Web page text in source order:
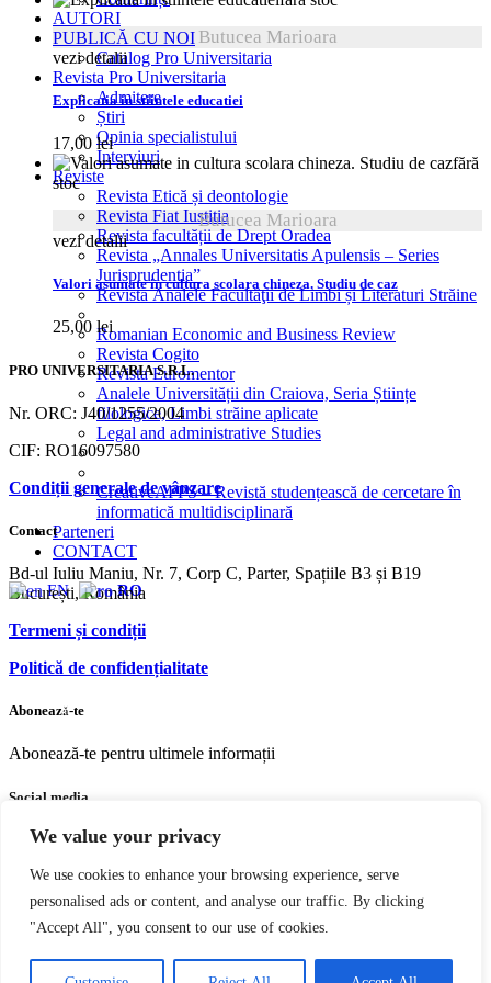
We value your privacy
We use cookies to enhance your browsing experience, serve
personalised ads or content, and analyse our traffic. By clicking
"Accept All", you consent to our use of cookies.
AUTORI
PUBLICĂ CU NOI
Catalog Pro Universitaria
Revista Pro Universitaria
Admitere
Știri
Opinia specialistului
Interviuri
Reviste
Revista Etică și deontologie
Revista Fiat Iustitia
Revista facultății de Drept Oradea
Revista „Annales Universitatis Apulensis – Series
Jurisprudentia”
Revista Analele Facultăţii de Limbi și Literaturi Străine
Romanian Economic and Business Review
Revista Cogito
Revista Euromentor
Analele Universității din Craiova, Seria Științe
filologice, Limbi străine aplicate
Legal and administrative Studies
CreativeAPPS – Revistă studențească de cercetare în
informatică multidisciplinară
Parteneri
CONTACT
EN RO
Butucea Marioara
vezi detalii
Explicatia in stiintele educatiei
17,00 lei
fără
stoc
Butucea Marioara
vezi detalii
Valori asumate in cultura scolara chineza. Studiu de caz
25,00 lei
PRO UNIVERSITARIA S.R.L.
Nr. ORC: J40/1255/2004
CIF: RO16097580
Condiții generale de vânzare
Contact
Bd-ul Iuliu Maniu, Nr. 7, Corp C, Parter, Spațiile B3 și B19
București, România
Termeni și condiții
Politică de confidențialitate
Abonează-te
Abonează-te pentru ultimele informații
Social media
FacebookYoutubeInstagram
Pro Universitaria. Toate drepturile rezervate.
Termeni si Condiţii